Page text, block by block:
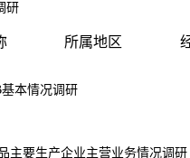
研
所属地区
基本情况调研
主要生产企业主营业务情况调研